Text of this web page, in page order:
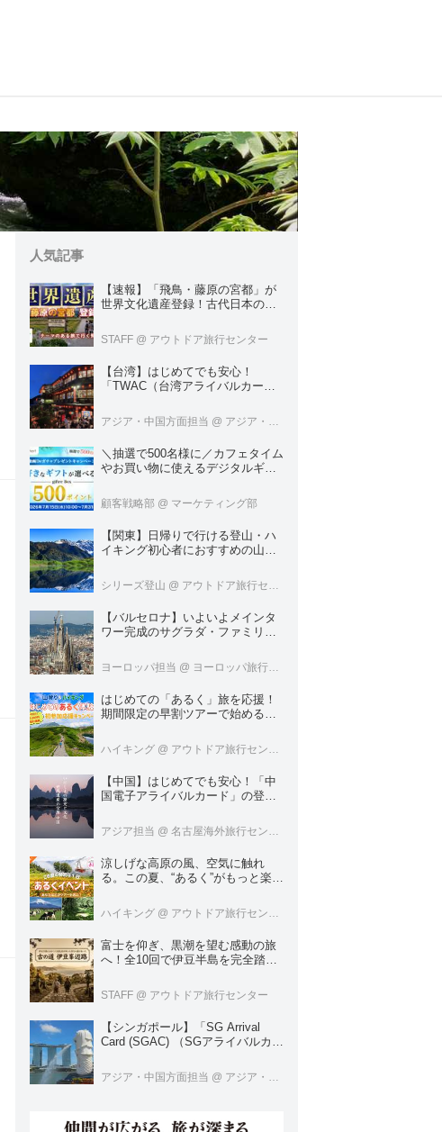
人気記事
【速報】「飛鳥・藤原の宮都」が
世界文化遺産登録！古代日本の原
ブツーリズムのテーマのある旅
STAFF @ アウトドア旅行センター
【台湾】はじめてでも安心！
「TWAC（台湾アライバルカー
アジア・中国方面担当 @ アジア・中国旅行センター
＼抽選で500名様に／カフェタイム
やお買い物に使えるデジタルギフ
顧客戦略部 @ マーケティング部
【関東】日帰りで行ける登山・ハ
イキング初心者におすすめの山１
シリーズ登山 @ アウトドア旅行センター
【バルセロナ】いよいよメインタ
ワー完成のサグラダ・ファミリア
ヨーロッパ担当 @ ヨーロッパ旅行センター
はじめての「あるく」旅を応援！
期間限定の早割ツアーで始める山
ド＞
ハイキング @ アウトドア旅行センター
【中国】はじめてでも安心！「中
国電子アライバルカード」の登録
アジア担当 @ 名古屋海外旅行センター
涼しげな高原の風、空気に触れ
る。この夏、“あるく”がもっと楽し
ングの旅＞
ハイキング @ アウトドア旅行センター
富士を仰ぎ、黒潮を望む感動の旅
へ！全10回で伊豆半島を完全踏破
ドツアー
STAFF @ アウトドア旅行センター
【シンガポール】「SG Arrival
Card (SGAC) （SGアライバルカー
解説！
アジア・中国方面担当 @ アジア・中国旅行センター